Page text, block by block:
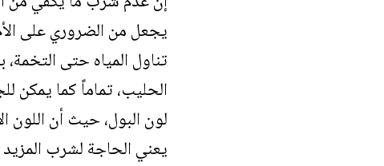
يجعل من الضروري على
تناول المياه حتى
الحليب، تماماً كما يمكن
لون البول، حيث أن
يعني الحاجة لشرب المزيد